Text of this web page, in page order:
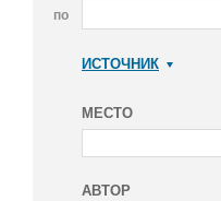
по
ИСТОЧНИК
МЕСТО
АВТОР